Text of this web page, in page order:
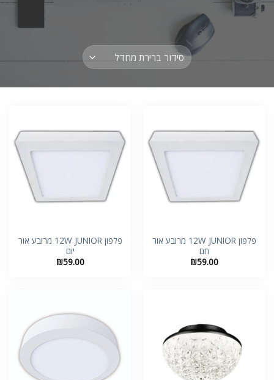
פלפון 12W JUNIOR מרובע אור
חם
₪59.00
פלפון 12W JUNIOR מרובע אור
יום
₪59.00